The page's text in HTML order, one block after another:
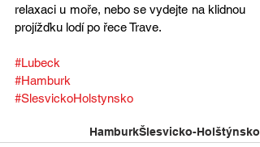
relaxaci u moře, nebo se vydejte na klidnou
projížďku lodí po řece Trave.
#Lubeck
#Hamburk
#SlesvickoHolstynsko
HamburkŠlesvicko-Holštýnsko